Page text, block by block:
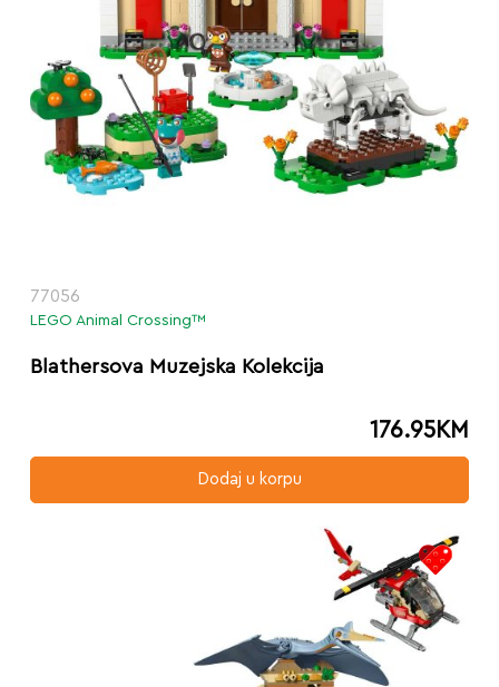
77056
LEGO Animal Crossing™
Blathersova Muzejska Kolekcija
176.95KM
Dodaj u korpu